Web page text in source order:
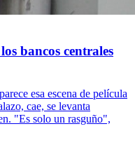
bancos centrales
esa escena de película
cae, se levanta
"Es solo un rasguño",